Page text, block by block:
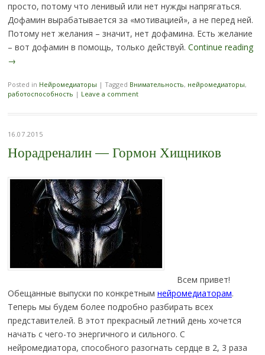
просто, потому что ленивый или нет нужды напрягаться.
Дофамин вырабатывается за «мотивацией», а не перед ней.
Потому нет желания – значит, нет дофамина. Есть желание
– вот дофамин в помощь, только действуй. Continue reading
→
Posted in Нейромедиаторы | Tagged Внимательность, нейромедиаторы,
работоспособность | Leave a comment
16.07.2015
Норадреналин — Гормон Хищников
Всем привет!
Обещанные выпуски по конкретным нейромедиаторам.
Теперь мы будем более подробно разбирать всех
представителей. В этот прекрасный летний день хочется
начать с чего-то энергичного и сильного. С
нейромедиатора, способного разогнать сердце в 2, 3 раза